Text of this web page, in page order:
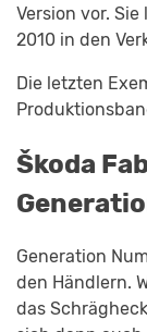
Version vor.
2010 in den
Die letzten
Škoda
Generation
den Händlern.
das